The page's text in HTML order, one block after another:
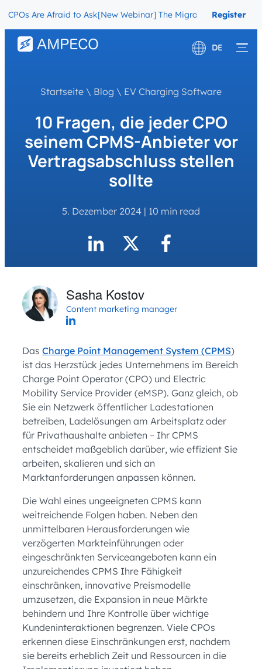
Are Afraid to Ask[New Webinar] The Migration Questions
Register
Now
DE
Français
Startseite \ Blog \ EV Charging Software
10 Fragen, die jeder CPO
seinem CPMS-Anbieter vor
Vertragsabschluss stellen
sollte
5. Dezember 2024 | 10 min read
Sasha Kostov
Content marketing manager
Das Charge Point Management System (CPMS)
ist das Herzstück jedes Unternehmens im Bereich
Charge Point Operator (CPO) und Electric
Mobility Service Provider (eMSP). Ganz gleich, ob
Sie ein Netzwerk öffentlicher Ladestationen
betreiben, Ladelösungen am Arbeitsplatz oder
für Privathaushalte anbieten – Ihr CPMS
entscheidet maßgeblich darüber, wie effizient Sie
arbeiten, skalieren und sich an
Marktanforderungen anpassen können.
Die Wahl eines ungeeigneten CPMS kann
weitreichende Folgen haben. Neben den
unmittelbaren Herausforderungen wie
verzögerten Markteinführungen oder
eingeschränkten Serviceangeboten kann ein
unzureichendes CPMS Ihre Fähigkeit
einschränken, innovative Preismodelle
umzusetzen, die Expansion in neue Märkte
behindern und Ihre Kontrolle über wichtige
Kundeninteraktionen begrenzen. Viele CPOs
erkennen diese Einschränkungen erst, nachdem
sie bereits erheblich Zeit und Ressourcen in die